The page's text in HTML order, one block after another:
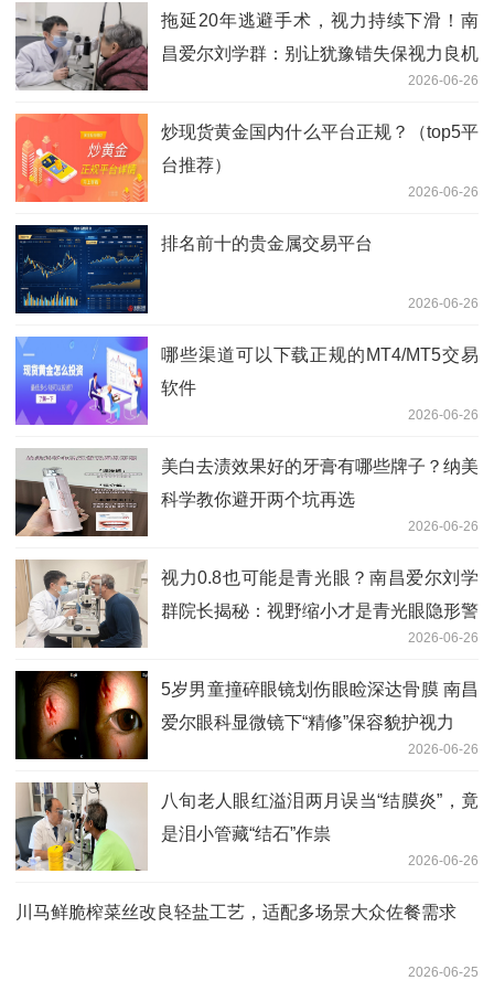
拖延20年逃避手术，视力持续下滑！南
昌爱尔刘学群：别让犹豫错失保视力良机
2026-06-26
炒现货黄金国内什么平台正规？（top5平
台推荐）
2026-06-26
排名前十的贵金属交易平台
2026-06-26
哪些渠道可以下载正规的MT4/MT5交易
软件
2026-06-26
美白去渍效果好的牙膏有哪些牌子？纳美
科学教你避开两个坑再选
2026-06-26
视力0.8也可能是青光眼？南昌爱尔刘学
群院长揭秘：视野缩小才是青光眼隐形警
2026-06-26
5岁男童撞碎眼镜划伤眼睑深达骨膜 南昌
爱尔眼科显微镜下“精修”保容貌护视力
2026-06-26
八旬老人眼红溢泪两月误当“结膜炎”，竟
是泪小管藏“结石”作祟
2026-06-26
川马鲜脆榨菜丝改良轻盐工艺，适配多场景大众佐餐需求
2026-06-25